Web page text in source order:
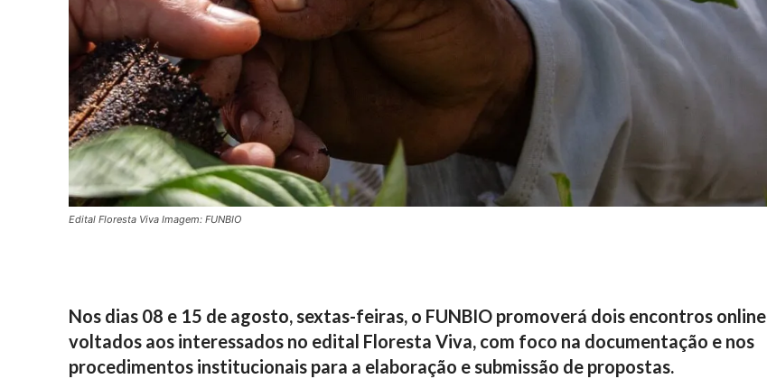
Edital Floresta Viva Imagem: FUNBIO
Nos dias 08 e 15 de agosto, sextas-feiras, o FUNBIO promoverá dois encontros online
voltados aos interessados no edital Floresta Viva, com foco na documentação e nos
procedimentos institucionais para a elaboração e submissão de propostas.